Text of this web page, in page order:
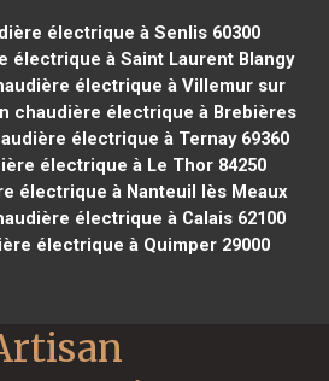
électrique à Senlis 60300
électrique à Saint Laurent Blangy
électrique à Villemur sur
chaudière électrique à Brebières
électrique à Ternay 69360
électrique à Le Thor 84250
électrique à Nanteuil lès Meaux
électrique à Calais 62100
électrique à Quimper 29000